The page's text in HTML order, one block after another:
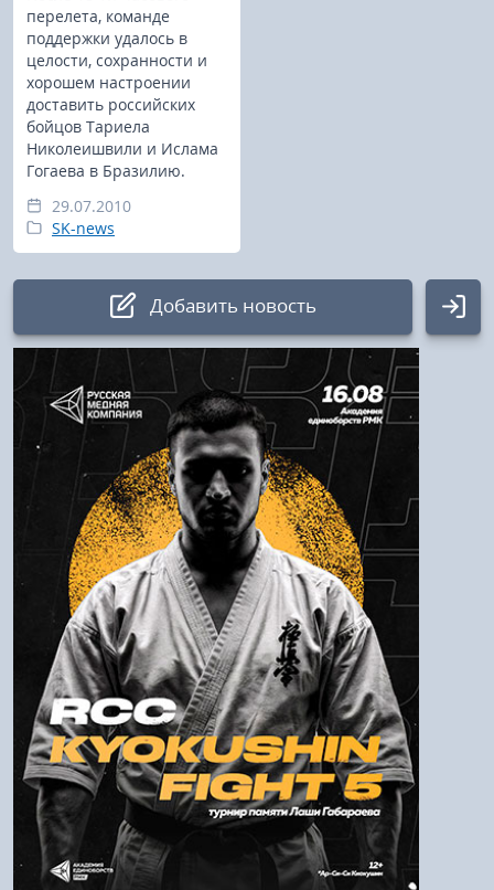
перелета, команде
поддержки удалось в
целости, сохранности и
хорошем настроении
доставить российских
бойцов Тариела
Николеишвили и Ислама
Гогаева в Бразилию.
29.07.2010
SK-news
Добавить новость
Авторизация
Логин:
Пароль
Войти
Напомнить пароль
Регистрация